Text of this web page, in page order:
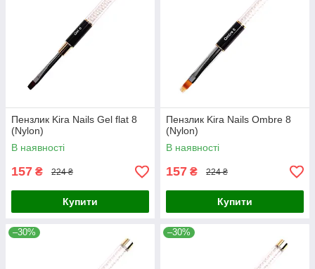
Пензлик Kira Nails Gel flat 8
(Nylon)
В наявності
157 ₴ 224 ₴
Купити
Пензлик Kira Nails Ombre 8
(Nylon)
В наявності
157 ₴ 224 ₴
Купити
–30% –30%